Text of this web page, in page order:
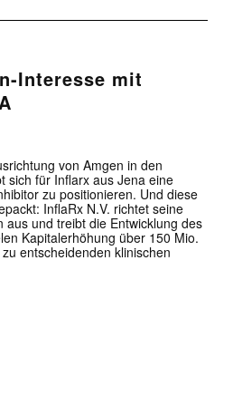
Interesse mit
von Amgen in den
sich für Inflarx aus Jena eine
zu positionieren. Und diese
InflaRx N.V. richtet seine
und treibt die Entwicklung des
Kapitalerhöhung über 150 Mio.
entscheidenden klinischen